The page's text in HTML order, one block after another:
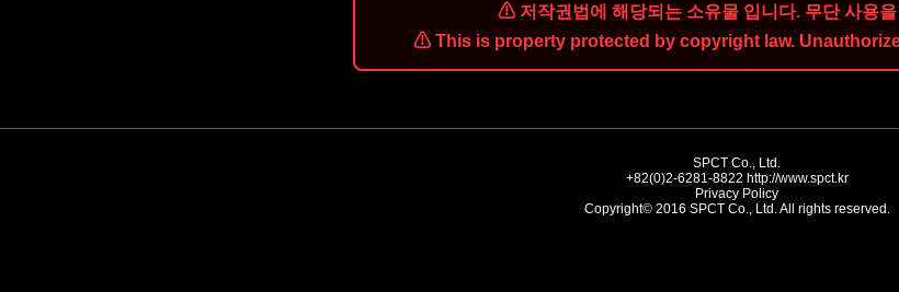
⚠ 저작권법에 해당되는 소유물 입니다. 무단 사용
⚠ This is property protected by copyright law.
SPCT Co., Ltd.
+82(0)2-6281-8822 http://www.spct.kr
Privacy Policy
Copyright© 2016 SPCT Co., Ltd. All rights reserved.